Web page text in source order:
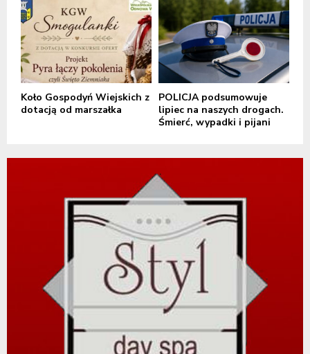
Koło Gospodyń Wiejskich z
dotacją od marszałka
POLICJA podsumowuje
lipiec na naszych drogach.
Śmierć, wypadki i pijani